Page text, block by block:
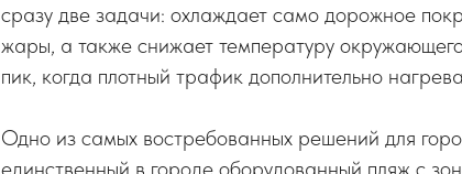
сразу две задачи: охлаждает само дорожное
жары, а также снижает температуру
пик, когда плотный трафик дополнительно
Одно из самых востребованных решений для
единственный в городе оборудованный пляж с